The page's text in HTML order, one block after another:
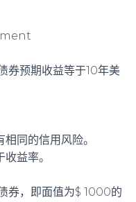
预期收益等于10年美
同的信用风险。
益率。
券，即面值为$ 1000的